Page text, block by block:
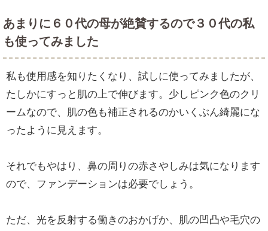
あまりに６０代の母が絶賛するので３０代の私
も使ってみました
私も使用感を知りたくなり、試しに使ってみましたが、
たしかにすっと肌の上で伸びます。少しピンク色のクリ
ームなので、肌の色も補正されるのかいくぶん綺麗にな
ったように見えます。
それでもやはり、鼻の周りの赤さやしみは気になります
ので、ファンデーションは必要でしょう。
ただ、光を反射する働きのおかげか、肌の凹凸や毛穴の